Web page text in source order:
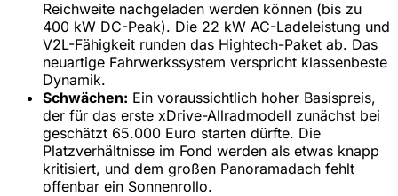
Reichweite nachgeladen werden können (bis zu
400 kW DC-Peak). Die 22 kW AC-Ladeleistung und
V2L-Fähigkeit runden das Hightech-Paket ab. Das
neuartige Fahrwerkssystem verspricht klassenbeste
Dynamik.
Schwächen: Ein voraussichtlich hoher Basispreis,
der für das erste xDrive-Allradmodell zunächst bei
geschätzt 65.000 Euro starten dürfte. Die
Platzverhältnisse im Fond werden als etwas knapp
kritisiert, und dem großen Panoramadach fehlt
offenbar ein Sonnenrollo.